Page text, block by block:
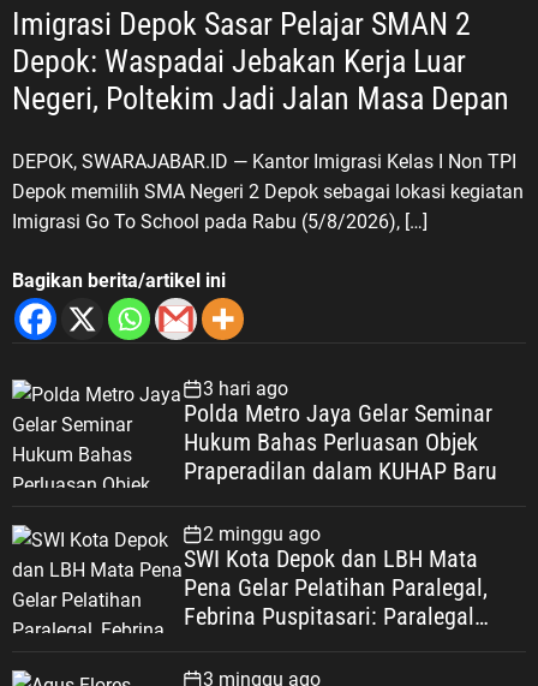
Imigrasi Depok Sasar Pelajar SMAN 2
Depok: Waspadai Jebakan Kerja Luar
DEPOK, SWARAJABAR.ID — Kantor Imigrasi Kelas I Non TPI
Depok memilih SMA Negeri 2 Depok sebagai lokasi kegiatan
Imigrasi Go To School pada Rabu (5/8/2026), […]
Bagikan berita/artikel ini
3 hari ago
Polda Metro Jaya Gelar Seminar
Hukum Bahas Perluasan Objek
Praperadilan dalam KUHAP Baru
2 minggu ago
SWI Kota Depok dan LBH Mata
Pena Gelar Pelatihan Paralegal,
Febrina Puspitasari: Paralegal
Keadilan Warga Depok
3 minggu ago